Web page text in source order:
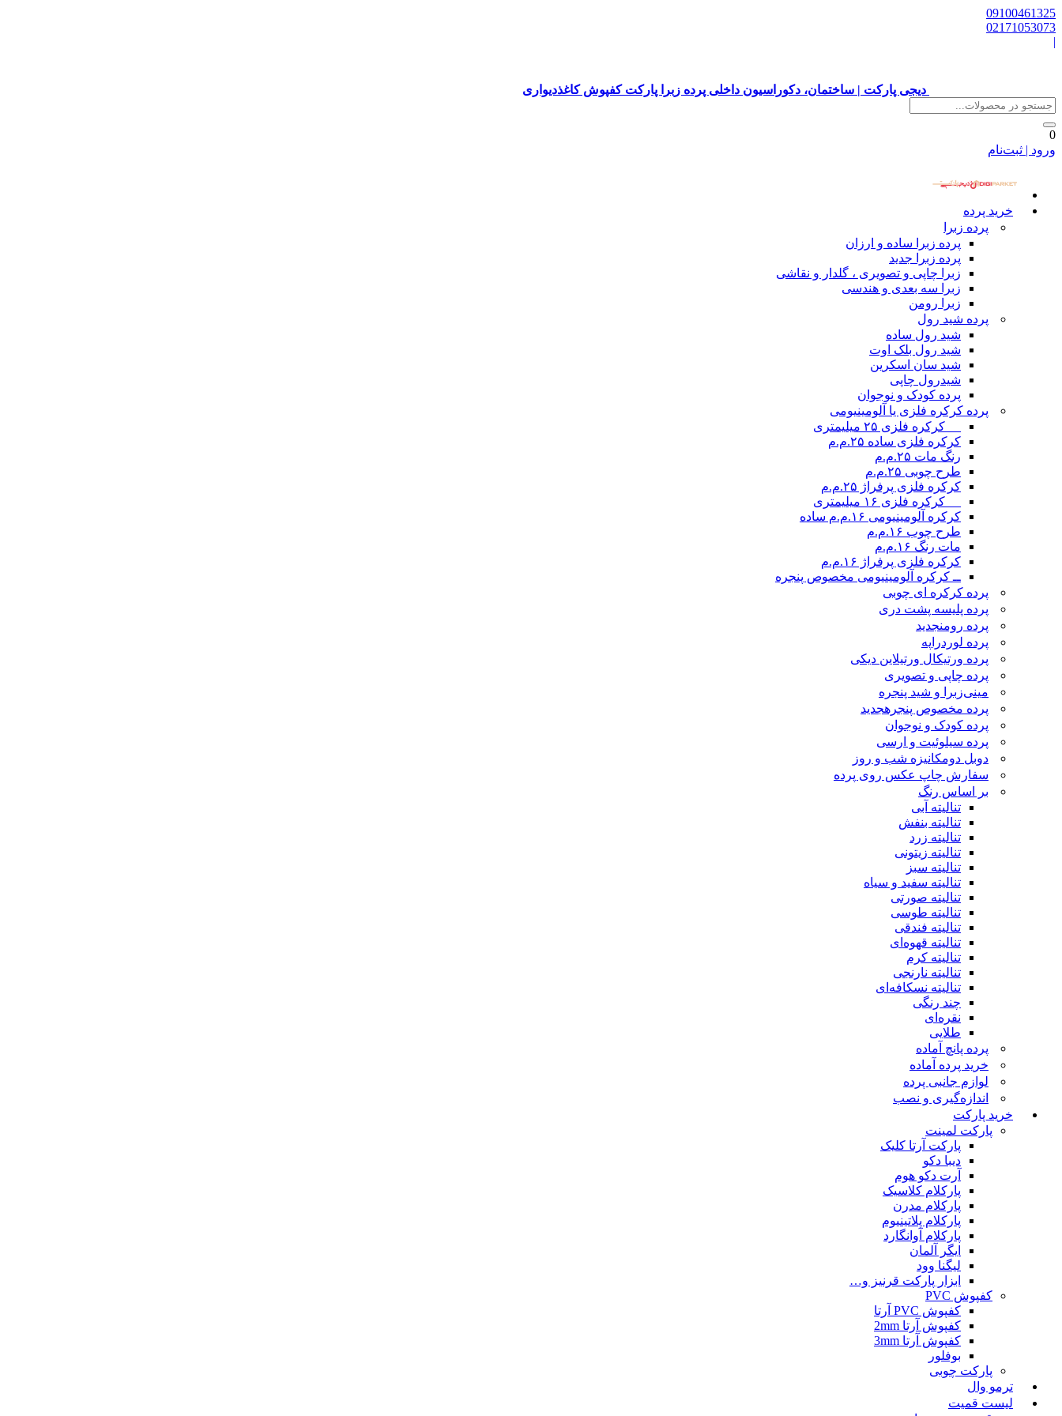
09100461325
02171053073
|
دیجی پارکت | ساختمان، دکوراسیون داخلی پرده زبرا پارکت کفپوش کاغذدیواری
0
ورود | ثبت‌نام
خرید پرده
پرده زبرا
پرده زبرا ساده و ارزان
پرده زبرا جدید
زبرا چاپی و تصویری ، گلدار و نقاشی
زبرا سه بعدی و هندسی
زبرا رومن
پرده شید رول
شید رول ساده
شید رول بلک اوت
شید سان اسکرین
شیدرول چاپی
پرده کودک و نوجوان
پرده کرکره فلزی یا آلومینیومی
__ کرکره فلزی ۲۵ میلیمتری
کرکره فلزی ساده ۲۵.م.م
رنگ مات ۲۵.م.م
طرح چوبی ۲۵.م.م
کرکره فلزی پرفراژ ۲۵.م.م
__ کرکره فلزی ۱۶ میلیمتری
کرکره آلومینیومی ۱۶.م.م ساده
طرح چوب ۱۶.م.م
مات رنگ ۱۶.م.م
کرکره فلزی پرفراژ ۱۶.م.م
ــ کرکره آلومینیومی مخصوص پنجره
پرده کرکره ای چوبی
پرده پلیسه پشت دری
پرده رومنجدید
پرده لوردراپه
پرده ورتیکال ورتیلاین دیکی
پرده چاپی و تصویری
مینی‌زبرا و شید پنجره
پرده مخصوص پنجرهجدید
پرده کودک و نوجوان
پرده سیلوئیت و ارسی
دوبل دومکانیزه شب و روز
سفارش چاپ عکس روی پرده
بر اساس رنگ
تنالیته آبی
تنالیته بنفش
تنالیته زرد
تنالیته زیتونی
تنالیته سبز
تنالیته سفید و سیاه
تنالیته صورتی
تنالیته طوسی
تنالیته فندقی
تنالیته قهوه‌ای
تنالیته کرم
تنالیته نارنجی
تنالیته نسکافه‌ای
چند رنگی
نقره‌ای
طلایی
پرده پانچ آماده
خرید پرده آماده
لوازم جانبی پرده
اندازه‌گیری و نصب
خرید پارکت
پارکت لمینت
پارکت آرتا کلیک
دیبا دکو
آرت دکو هوم
پارکلام کلاسیک
پارکلام مدرن
پارکلام پلاتینیوم
پارکلام آوانگارد
ایگر آلمان
لیگنا وود
ابزار پارکت قرنیز و…
کفپوش PVC
کفپوش PVC آرتا
کفپوش آرتا 2mm
کفپوش آرتا 3mm
بوفلور
پارکت چوبی
ترمو وال
لیست قمیت